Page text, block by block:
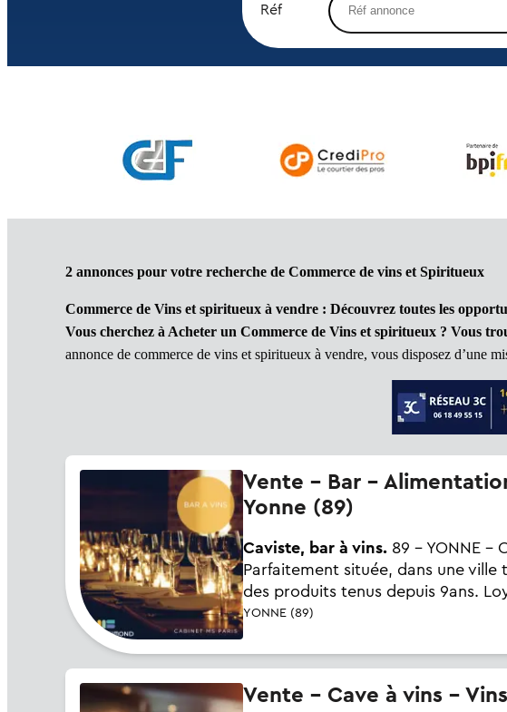
Réf
2 annonces pour votre recherche de Commerce de vins et Spiritueux
Commerce de Vins et spiritueux à vendre : Découvrez toutes les
Vous cherchez à Acheter un Commerce de Vins et spiritueux ? Vous
annonce de commerce de vins et spiritueux à vendre, vous disposez d’une
Vente - Bar - Alimentation - Cave à vins - Epicerie - Vins et spiritueux -
Yonne (89)
Caviste, bar à vins. 89 - YONNE -
Parfaitement située, dans une
des produits tenus depuis 9ans.
YONNE (89)
Vente - Cave à vins -